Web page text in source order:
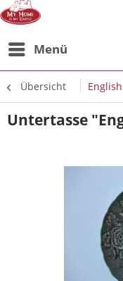
Menü
Übersicht
Untertasse